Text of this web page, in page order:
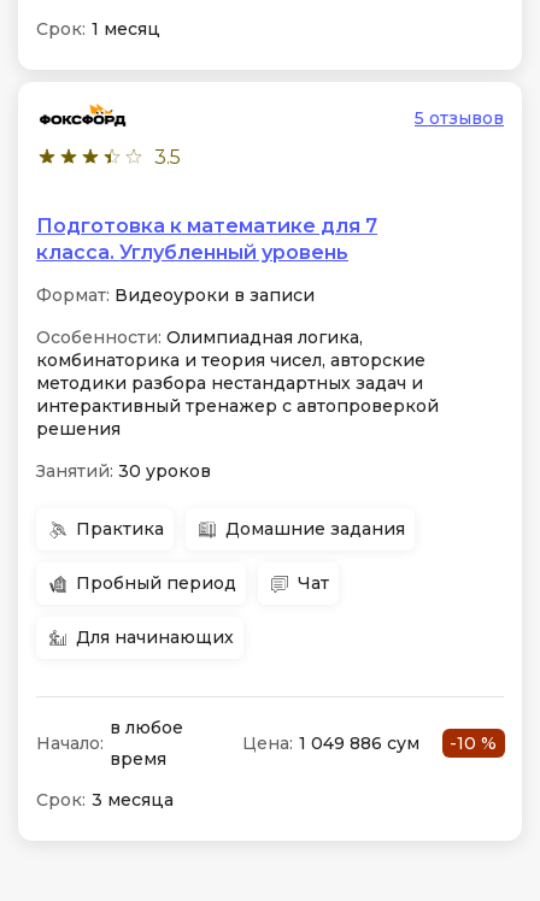
Срок: 1 месяц
3.5
5 отзывов
Подготовка к математике для 7
класса. Углубленный уровень
Формат: Видеоуроки в записи
Особенности: Олимпиадная логика,
комбинаторика и теория чисел, авторские
методики разбора нестандартных задач и
интерактивный тренажер с автопроверкой
решения
Занятий: 30 уроков
Практика Домашние задания
Пробный период Чат
Для начинающих
Начало:
в любое
время
Цена: 1 049 886 сум -10 %
Срок: 3 месяца